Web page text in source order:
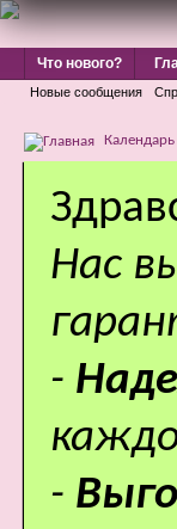
Что нового?
Новые сообщения
Календарь
Нас
-
-